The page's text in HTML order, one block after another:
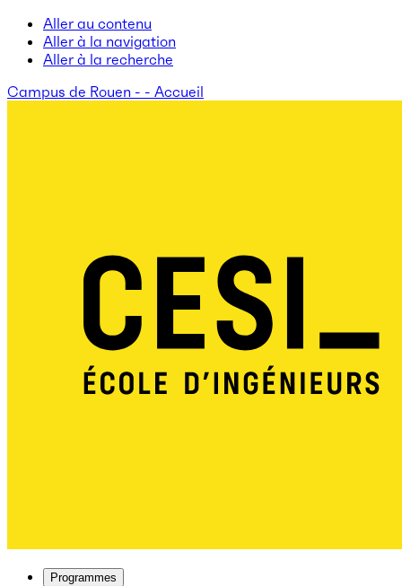
Aller au contenu
Aller à la navigation
Aller à la recherche
Campus de Rouen - - Accueil
Programmes